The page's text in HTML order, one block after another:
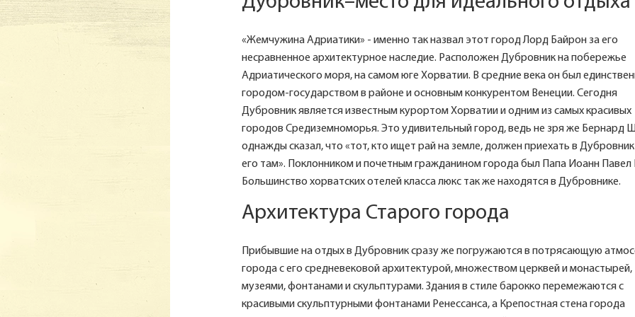
«Жемчужина Адриатики» - именно так назвал этот город Лорд Байрон за его
несравненное архитектурное наследие. Расположен Дубровник на побережье
Адриатического моря, на самом юге Хорватии. В средние века он был
городом-государством в районе и основным конкурентом Венеции. Сегодня
Дубровник является известным курортом Хорватии и одним из самых красивых
городов Средиземноморья. Это удивительный город, ведь не зря же Бернард
однажды сказал, что «тот, кто ищет рай на земле, должен приехать в
его там». Поклонником и почетным гражданином города был Папа Иоанн Павел
Большинство хорватских отелей класса люкс так же находятся в Дубровнике.
Архитектура Старого города
Прибывшие на отдых в Дубровник сразу же погружаются в потрясающую
города с его средневековой архитектурой, множеством церквей и монастырей,
музеями, фонтанами и скульптурами. Здания в стиле барокко перемежаются с
красивыми скульптурными фонтанами Ренессанса, а Крепостная стена города